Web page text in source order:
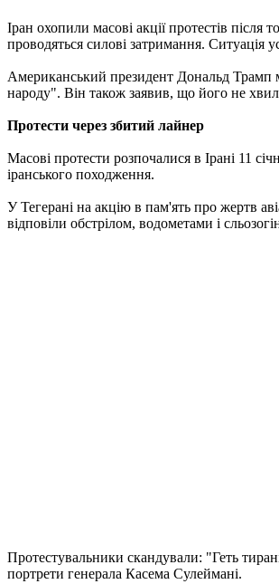
Іран охопили масові акції протестів після
проводяться силові затримання. Ситуація
Американський президент Дональд Трамп
народу". Він також заявив, що його не
Протести через збитий лайнер
Масові протести розпочалися в Ірані 11
іранського походження.
У Тегерані на акцію в пам'ять про жертв
відповіли обстрілом, водометами і
Протестувальники скандували: "Геть
портрети генерала Касема Сулеймані.